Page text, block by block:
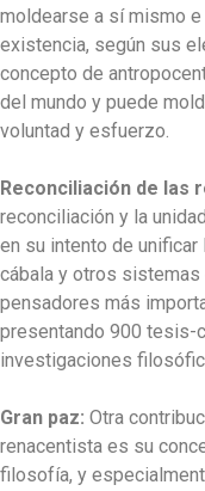
moldearse a sí mismo
existencia, según sus
concepto de
del mundo y puede
voluntad y esfuerzo.
Reconciliación de las
reconciliación y la
en su intento de
cábala y otros
pensadores más
presentando 900 tesis-
investigaciones
Gran paz: Otra
renacentista es su
filosofía, y